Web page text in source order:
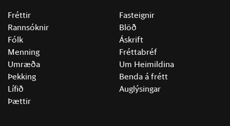
Fréttir
Rannsóknir
Fólk
Menning
Umræða
Þekking
Lífið
Þættir
Fasteignir
Blöð
Áskrift
Fréttabréf
Um Heimildina
Benda á frétt
Auglýsingar